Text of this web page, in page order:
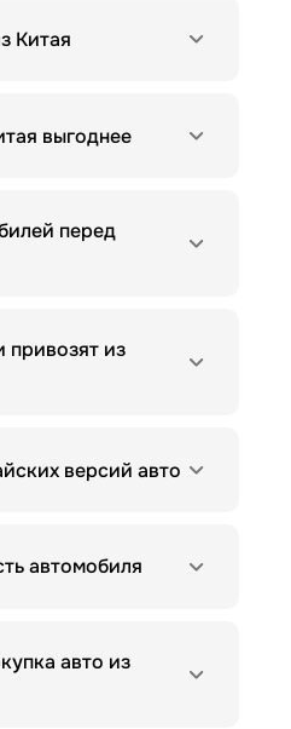
Китая
выгоднее
перед
привозят из
версий авто
автомобиля
авто из